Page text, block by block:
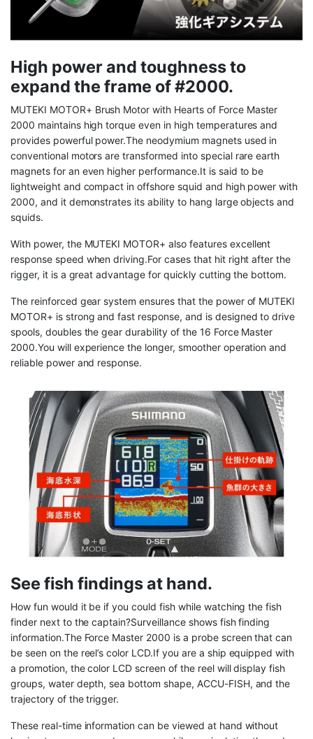
High power and toughness to
expand the frame of #2000.
MUTEKI MOTOR+ Brush Motor with Hearts of Force Master
2000 maintains high torque even in high temperatures and
provides powerful power.The neodymium magnets used in
conventional motors are transformed into special rare earth
magnets for an even higher performance.It is said to be
lightweight and compact in offshore squid and high power with
2000, and it demonstrates its ability to hang large objects and
squids.
With power, the MUTEKI MOTOR+ also features excellent
response speed when driving.For cases that hit right after the
rigger, it is a great advantage for quickly cutting the bottom.
The reinforced gear system ensures that the power of MUTEKI
MOTOR+ is strong and fast response, and is designed to drive
spools, doubles the gear durability of the 16 Force Master
2000.You will experience the longer, smoother operation and
reliable power and response.
See fish findings at hand.
How fun would it be if you could fish while watching the fish
finder next to the captain?Surveillance shows fish finding
information.The Force Master 2000 is a probe screen that can
be seen on the reel’s color LCD.If you are a ship equipped with
a promotion, the color LCD screen of the reel will display fish
groups, water depth, sea bottom shape, ACCU-FISH, and the
trajectory of the trigger.
These real-time information can be viewed at hand without